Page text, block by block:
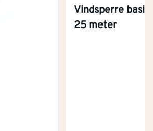
Vindsperre basic
25 meter